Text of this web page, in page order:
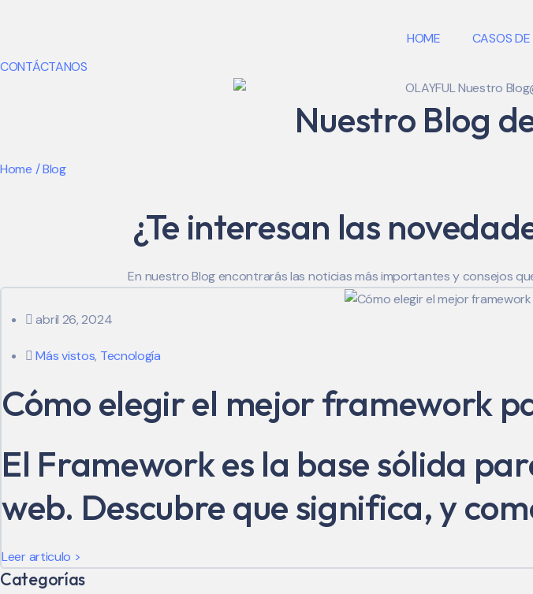
HOME CASOS DE
CONTÁCTANOS
Nuestro Blog
Home / Blog
¿Te interesan las
En nuestro Blog encontrarás las noticias más importantes y consejos
abril 26, 2024
Más vistos, Tecnología
Cómo elegir el mejor framework
El Framework es la base sólida
web. Descubre que significa, y
Leer articulo >
Categorías